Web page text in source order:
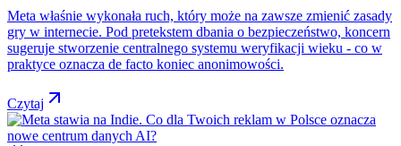
Meta właśnie wykonała ruch, który może na zawsze zmienić zasady
gry w internecie. Pod pretekstem dbania o bezpieczeństwo, koncern
sugeruje stworzenie centralnego systemu weryfikacji wieku - co w
praktyce oznacza de facto koniec anonimowości.
Czytaj